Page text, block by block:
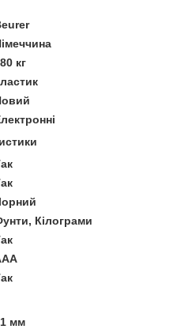
кг
Кілограми
мм